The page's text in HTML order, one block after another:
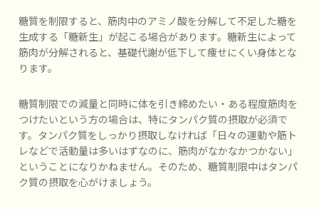
糖質を制限すると、筋肉中のアミノ酸を分解して不足した糖を
生成する「糖新生」が起こる場合があります。糖新生によって
筋肉が分解されると、基礎代謝が低下して痩せにくい身体とな
ります。
糖質制限での減量と同時に体を引き締めたい・ある程度筋肉を
つけたいという方の場合は、特にタンパク質の摂取が必須で
す。タンパク質をしっかり摂取しなければ「日々の運動や筋ト
レなどで活動量は多いはずなのに、筋肉がなかなかつかない」
ということになりかねません。そのため、糖質制限中はタンパ
ク質の摂取を心がけましょう。